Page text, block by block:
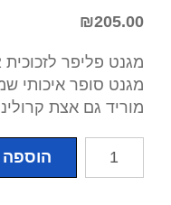
₪205.00
מגנט פליפר לזכוכית 12 מ"מ
מגנט סופר איכותי
מוריד גם אצת
כמות